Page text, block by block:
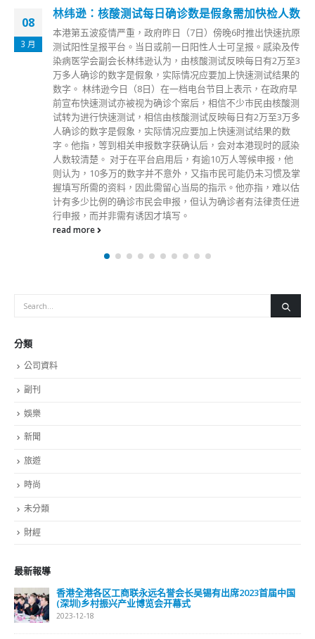
08
3 月
林纬逊：核酸测试每日确诊数是假象需加快检人数
本港第五波疫情严重，政府昨日（7日）傍晚6时推出快速抗原
测试阳性呈报平台。当日或前一日阳性人士可呈报。感染及传
染病医学会副会长林纬逊认为，由核酸测试反映每日有2万至3
万多人确诊的数字是假象，实际情况应要加上快速测试结果的
数字。 林纬逊今日（8日）在一档电台节目上表示，在政府早
前宣布快速测试亦被视为确诊个案后，相信不少巿民由核酸测
试转为进行快速测试，相信由核酸测试反映每日有2万至3万多
人确诊的数字是假象，实际情况应要加上快速测试结果的数
字。他指，等到相关申报数字获确认后，会对本港现时的感染
人数较清楚。 对于在平台启用后，有逾10万人等候申报，他
则认为，10多万的数字并不意外，又指巿民可能仍未习惯及掌
握填写所需的资料，因此需留心当局的指示。他亦指，难以估
计有多少比例的确诊巿民会申报，但认为确诊者有法律责任进
行申报，而并非需有诱因才填写。
read more
分類
公司資料
副刊
娛樂
新聞
旅遊
時尚
未分類
財經
最新報導
香港全港各区工商联永远名誉会长吴锡有出席2023首届中国
(深圳)乡村振兴产业博览会开幕式
2023-12-18